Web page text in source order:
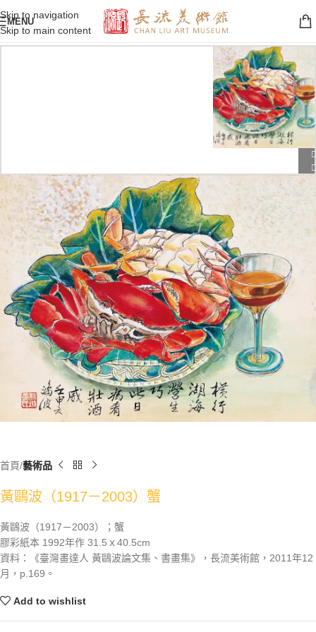
Skip to navigation
Skip to main content
MENU
首頁 藝術品
黃鷗波（1917－2003）蟹
黃鷗波（1917－2003）；蟹
膠彩紙本 1992年作 31.5ｘ40.5cm
資料：《臺灣畫達人 黃鷗波論文集、書畫集》，長流美術館，2011年12
月，p.169。
Add to wishlist